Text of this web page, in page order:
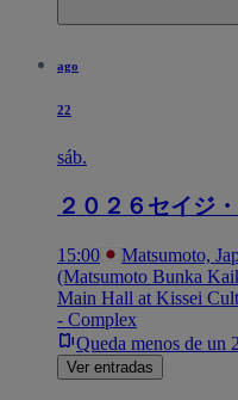
ago
22
sáb.
２０２６セイジ
15:00 Matsumoto,
(Matsumoto Bunka
Main Hall at Kissei
- Complex
Queda menos de un
Ver entradas